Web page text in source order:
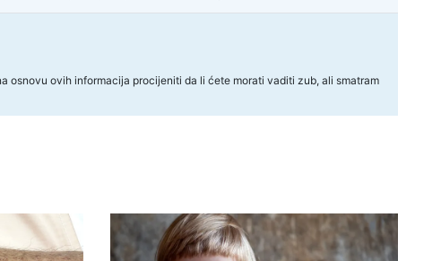
osnovu ovih informacija procijeniti da li ćete morati vaditi zub, ali smatram